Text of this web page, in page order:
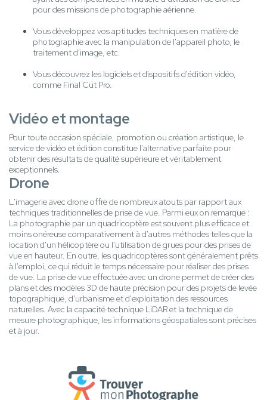
pour des missions de photographie aérienne.
Vous développez vos aptitudes techniques en matière de
photographie avec la manipulation de l'appareil photo, le
traitement d'image, etc.
Vous découvrez les logiciels et dispositifs d'édition vidéo,
comme Final Cut Pro.
Vidéo et montage
Pour toute occasion spéciale, promotion ou création artistique, le
service de vidéo et édition constitue l'alternative parfaite pour
obtenir des résultats de qualité supérieure et véritablement
exceptionnels.
Drone
L'imagerie avec drone offre de nombreux atouts par rapport aux
techniques traditionnelles de prise de vue. Parmi eux on remarque :
La photographie par un quadricoptère est souvent plus efficace et
moins onéreuse comparativement à d'autres méthodes telles que la
location d'un hélicoptère ou l'utilisation de grues pour des prises de
vue en hauteur. En outre, les quadricoptères sont généralement prêts
à l'emploi, ce qui réduit le temps nécessaire pour réaliser des prises
de vue. La prise de vue effectuée avec un drone permet de créer des
plans et des modèles 3D de haute précision pour des projets de levée
topographique, d'urbanisme et d'exploitation des ressources
naturelles. Avec la capacité technique LiDAR et la technique de
mesure photographique, les informations géospatiales sont précises
et à jour.